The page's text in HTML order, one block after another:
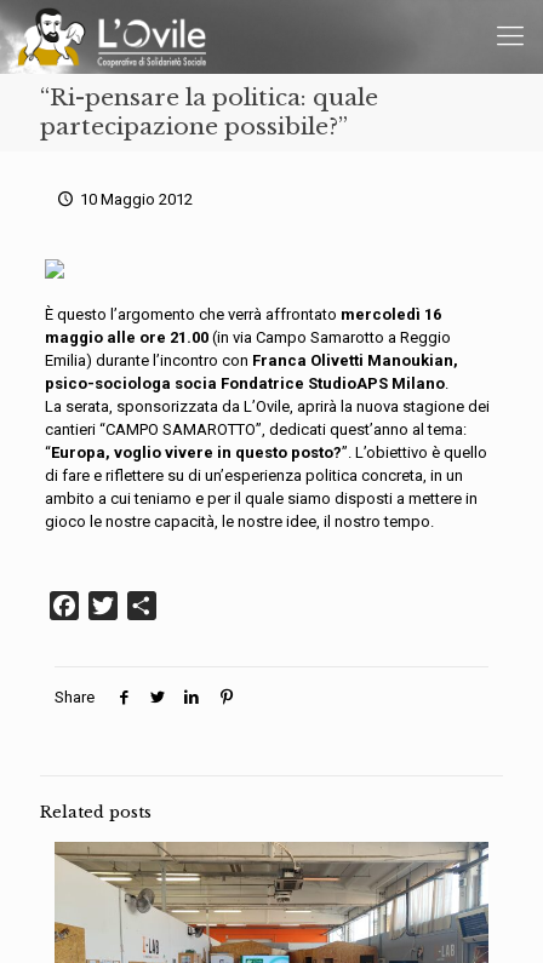
“Ri-pensare la politica: quale
partecipazione possibile?”
10 Maggio 2012
È questo l’argomento che verrà affrontato mercoledì 16
maggio alle ore 21.00(in via Campo Samarotto a Reggio
Emilia) durante l’incontro con Franca Olivetti Manoukian,
psico-sociologa socia Fondatrice StudioAPS Milano.
La serata, sponsorizzata da L’Ovile, aprirà la nuova stagione dei
cantieri “CAMPO SAMAROTTO”, dedicati quest’anno al tema:
“Europa, voglio vivere in questo posto?”. L’obiettivo è quello
di fare e riflettere su di un’esperienza politica concreta, in un
ambito a cui teniamo e per il quale siamo disposti a mettere in
gioco le nostre capacità, le nostre idee, il nostro tempo.
Facebook
Twitter
Share
Related posts